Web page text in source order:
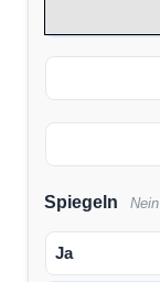
Spiegeln Nein
Ja